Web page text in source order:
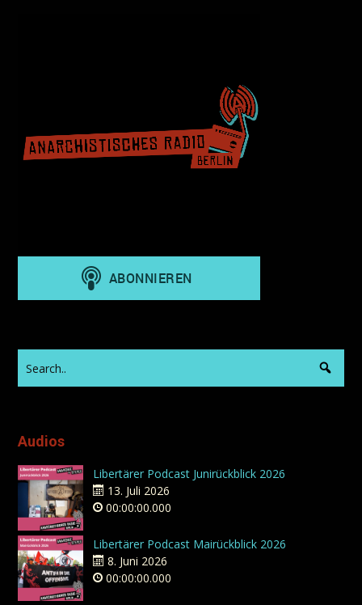
Audios
Libertärer Podcast Junirückblick 2026
13. Juli 2026
00:00:00.000
Libertärer Podcast Mairückblick 2026
8. Juni 2026
00:00:00.000